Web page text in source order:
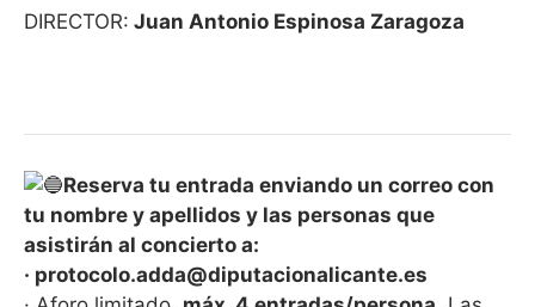
DIRECTOR: Juan Antonio Espinosa Zaragoza
Reserva tu entrada enviando un correo con
tu nombre y apellidos y las personas que
asistirán al concierto a:
· protocolo.adda@diputacionalicante.es